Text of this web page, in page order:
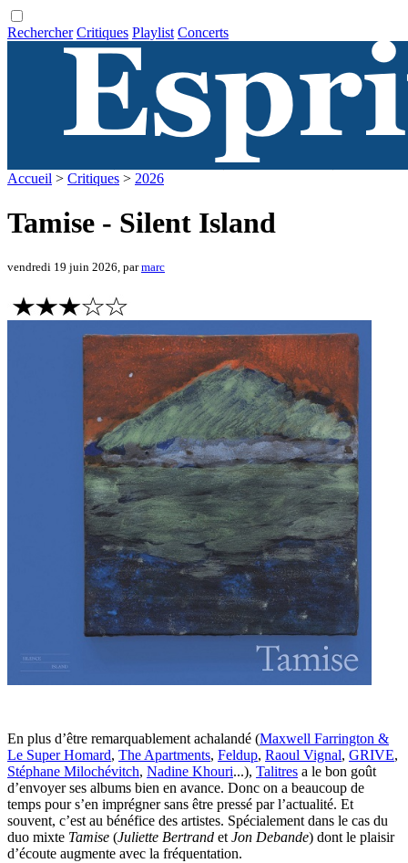
Rechercher Critiques Playlist Concerts
Accueil > Critiques > 2026
Tamise - Silent Island
vendredi 19 juin 2026, parmarc
En plus d’être remarquablement achalandé (Maxwell Farrington &
Le Super Homard, The Apartments, Feldup, Raoul Vignal, GRIVE,
Stéphane Milochévitch, Nadine Khouri...), Talitres a le bon goût
d’envoyer ses albums bien en avance. Donc on a beaucoup de
temps pour s’en imprégner sans être pressé par l’actualité. Et
souvent, c’est au bénéfice des artistes. Spécialement dans le cas du
duo mixte Tamise (Juliette Bertrand et Jon Debande) dont le plaisir
d’écoute augmente avec la fréquentation.